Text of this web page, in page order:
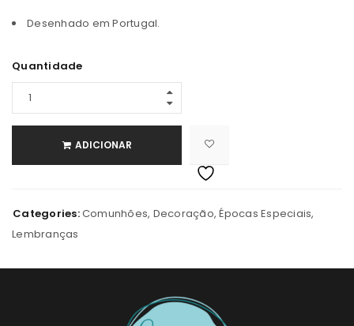
Desenhado em Portugal.
Quantidade
ADICIONAR
Categories:Comunhões, Decoração,Épocas Especiais,
Lembranças